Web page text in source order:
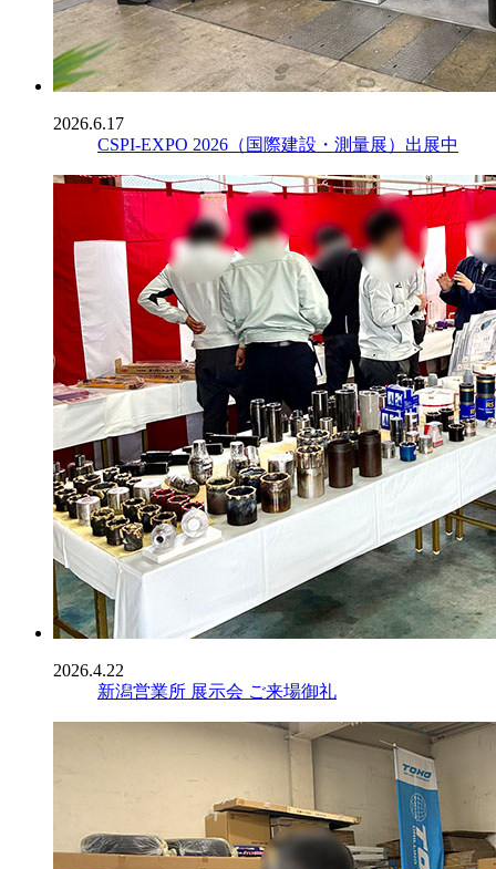
2026.6.17
CSPI-EXPO 2026（国際建設・測量展）出展中
2026.4.22
新潟営業所 展示会 ご来場御礼